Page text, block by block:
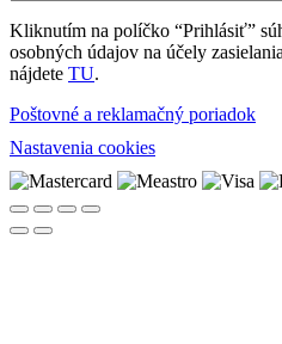
Kliknutím na políčko “Prihlásiť”
osobných údajov na účely
nájdete TU.
Poštovné a reklamačný poriadok
Nastavenia cookies